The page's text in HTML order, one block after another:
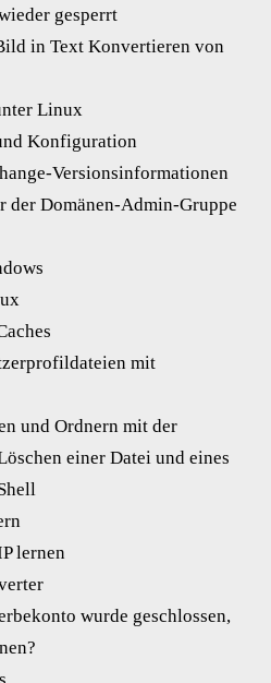
gesperrt
in Text Konvertieren von
Linux
Konfiguration
Versionsinformationen
der Domänen-Admin-Gruppe
mit
und Ordnern mit der
einer Datei und eines
lernen
wurde geschlossen,